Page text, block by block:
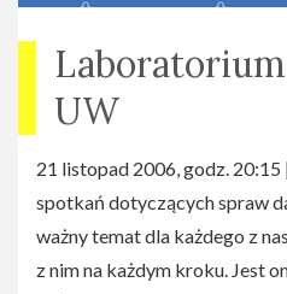
UW
21 listopad 2006, godz.
spotkań dotyczących spraw
ważny temat dla każdego z
z nim na każdym kroku. Jest